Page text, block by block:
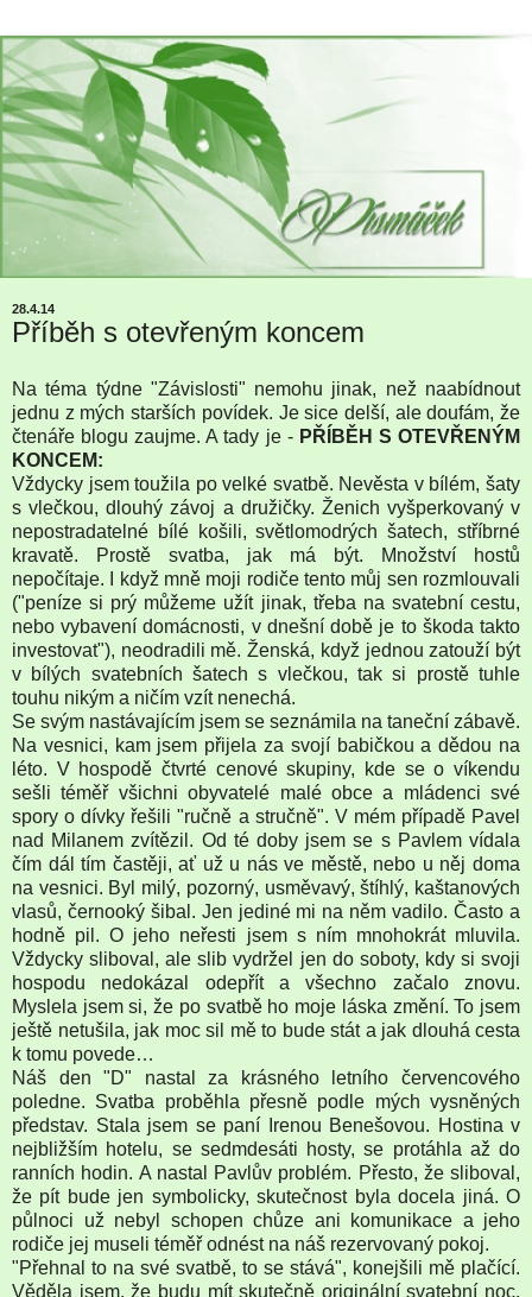
28.4.14
Příběh s otevřeným koncem
Na téma týdne "Závislosti" nemohu jinak, než naabídnout
jednu z mých starších povídek. Je sice delší, ale doufám, že
čtenáře blogu zaujme. A tady je - PŘÍBĚH S OTEVŘENÝM
KONCEM:
Vždycky jsem toužila po velké svatbě. Nevěsta v bílém, šaty
s vlečkou, dlouhý závoj a družičky. Ženich vyšperkovaný v
nepostradatelné bílé košili, světlomodrých šatech, stříbrné
kravatě. Prostě svatba, jak má být. Množství hostů
nepočítaje. I když mně moji rodiče tento můj sen rozmlouvali
("peníze si prý můžeme užít jinak, třeba na svatební cestu,
nebo vybavení domácnosti, v dnešní době je to škoda takto
investovat"), neodradili mě. Ženská, když jednou zatouží být
v bílých svatebních šatech s vlečkou, tak si prostě tuhle
touhu nikým a ničím vzít nenechá.
Se svým nastávajícím jsem se seznámila na taneční zábavě.
Na vesnici, kam jsem přijela za svojí babičkou a dědou na
léto. V hospodě čtvrté cenové skupiny, kde se o víkendu
sešli téměř všichni obyvatelé malé obce a mládenci své
spory o dívky řešili "ručně a stručně". V mém případě Pavel
nad Milanem zvítězil. Od té doby jsem se s Pavlem vídala
čím dál tím častěji, ať už u nás ve městě, nebo u něj doma
na vesnici. Byl milý, pozorný, usměvavý, štíhlý, kaštanových
vlasů, černooký šibal. Jen jediné mi na něm vadilo. Často a
hodně pil. O jeho neřesti jsem s ním mnohokrát mluvila.
Vždycky sliboval, ale slib vydržel jen do soboty, kdy si svoji
hospodu nedokázal odepřít a všechno začalo znovu.
Myslela jsem si, že po svatbě ho moje láska změní. To jsem
ještě netušila, jak moc sil mě to bude stát a jak dlouhá cesta
k tomu povede…
Náš den "D" nastal za krásného letního červencového
poledne. Svatba proběhla přesně podle mých vysněných
představ. Stala jsem se paní Irenou Benešovou. Hostina v
nejbližším hotelu, se sedmdesáti hosty, se protáhla až do
ranních hodin. A nastal Pavlův problém. Přesto, že sliboval,
že pít bude jen symbolicky, skutečnost byla docela jiná. O
půlnoci už nebyl schopen chůze ani komunikace a jeho
rodiče jej museli téměř odnést na náš rezervovaný pokoj.
"Přehnal to na své svatbě, to se stává", konejšili mě plačící.
Věděla jsem, že budu mít skutečně originální svatební noc,